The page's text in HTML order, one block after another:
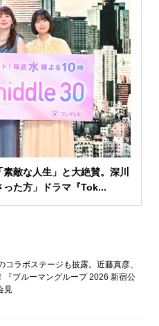
敵な人生」と大絶賛。深川
った方」ドラマ『Tok...
コラボステージも披露。近藤真彦、
『ブルーマングループ 2026 新宿公
見